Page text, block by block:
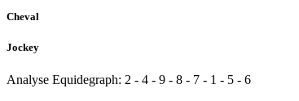
Cheval
Jockey
Analyse Equidegraph: 2 - 4 - 9 - 8 - 7 - 1 - 5 - 6